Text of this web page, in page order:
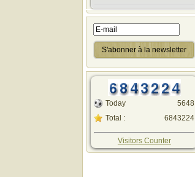
Today
Total :
5648
6843224
Visitors Counter